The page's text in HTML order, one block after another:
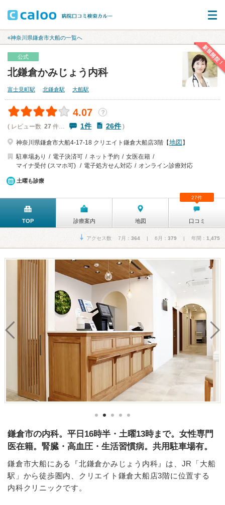
«神奈川県鎌倉市大船の一覧へ
新規開院！
公式
北鎌倉かみじょう内科
富士見町駅 北鎌倉駅 大船駅
4.07
？
( レビュー数 27 件… 1件 26件)
神奈川県鎌倉市大船4-17-18 クリエイト鎌倉大船店3階【地図 】
駐車場あり
電子決済可 ネット予約
女医在籍
マイナ受付 (スマホ可)
電子処方せん対応 オンライン診療対応
土曜も診療
TOP 診療案内 地図 口コミ
27件
アクセス数 7月： 364 | 6月： 379 | 年間： 1,475
鎌倉市の内科。平日16時半・土曜13時まで。女性専門
医在籍。腎臓・高血圧・生活習慣病。共用駐車場有。
鎌倉市大船にある『北鎌倉かみじょう内科』は、JR「大船
駅」から徒歩圏内、クリエイト鎌倉大船店3階に位置する
内科クリニックです。